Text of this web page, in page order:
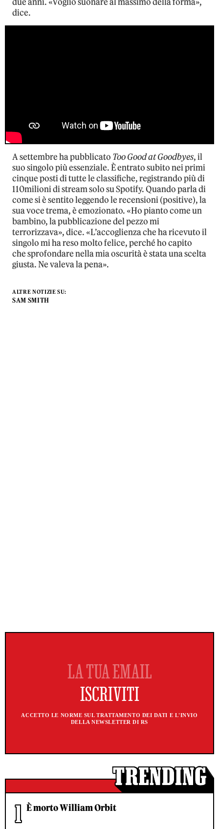
dice.
A settembre ha pubblicato Too Good at Goodbyes, il
suo singolo più essenziale. È entrato subito nei primi
cinque posti di tutte le classifiche, registrando più di
110milioni di stream solo su Spotify. Quando parla di
come si è sentito leggendo le recensioni (positive), la
sua voce trema, è emozionato. «Ho pianto come un
bambino, la pubblicazione del pezzo mi
terrorizzava», dice. «L’accoglienza che ha ricevuto il
singolo mi ha reso molto felice, perché ho capito
che sprofondare nella mia oscurità è stata una scelta
giusta. Ne valeva la pena».
ALTRE NOTIZIE SU:
SAM SMITH
ACCETTO LE NORME SUL TRATTAMENTO DEI DATI E L'INVIO
DELLA NEWSLETTER DI RS
È morto William Orbit